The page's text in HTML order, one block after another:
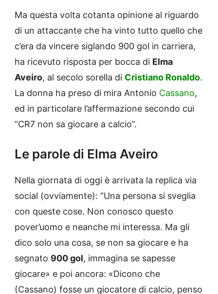
Ma questa volta cotanta opinione al riguardo
di un attaccante che ha vinto tutto quello che
c’era da vincere siglando 900 gol in carriera,
ha ricevuto risposta per bocca di Elma
Aveiro, al secolo sorella di Cristiano Ronaldo.
La donna ha preso di mira Antonio Cassano,
ed in particolare l’affermazione secondo cui
“CR7 non sa giocare a calcio”.
Le parole di Elma Aveiro
Nella giornata di oggi è arrivata la replica via
social (ovviamente): “Una persona si sveglia
con queste cose. Non conosco questo
pover’uomo e neanche mi interessa. Ma gli
dico solo una cosa, se non sa giocare e ha
segnato 900 gol, immagina se sapesse
giocare» e poi ancora: «Dicono che
(Cassano) fosse un giocatore di calcio, penso